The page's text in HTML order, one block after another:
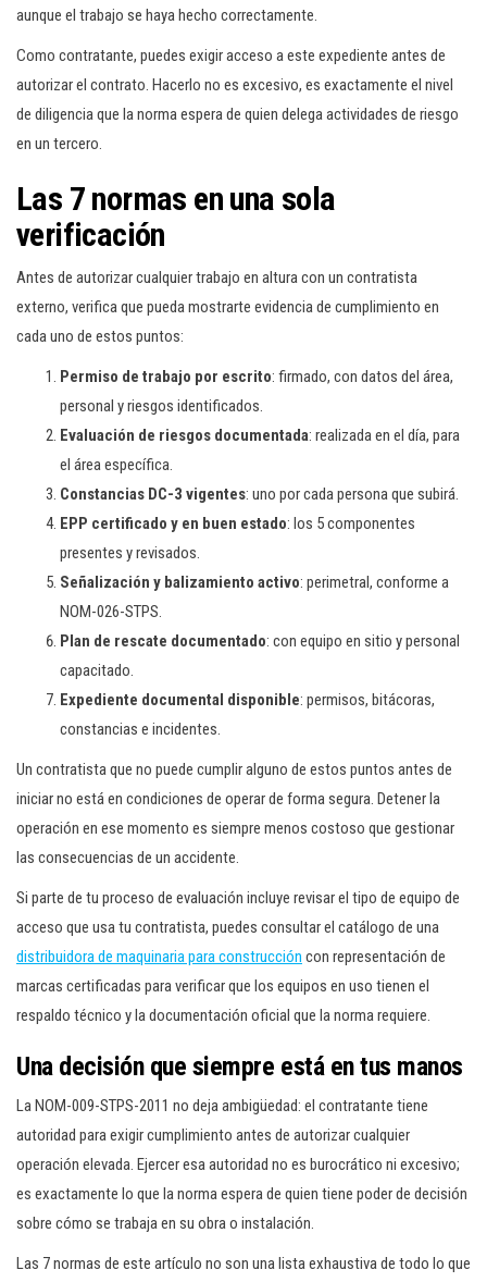
aunque el trabajo se haya hecho correctamente.
Como contratante, puedes exigir acceso a este expediente antes de
autorizar el contrato. Hacerlo no es excesivo, es exactamente el nivel
de diligencia que la norma espera de quien delega actividades de riesgo
en un tercero.
Las 7 normas en una sola
verificación
Antes de autorizar cualquier trabajo en altura con un contratista
externo, verifica que pueda mostrarte evidencia de cumplimiento en
cada uno de estos puntos:
Permiso de trabajo por escrito: firmado, con datos del área,
personal y riesgos identificados.
Evaluación de riesgos documentada: realizada en el día, para
el área específica.
Constancias DC-3 vigentes: uno por cada persona que subirá.
EPP certificado y en buen estado: los 5 componentes
presentes y revisados.
Señalización y balizamiento activo: perimetral, conforme a
NOM-026-STPS.
Plan de rescate documentado: con equipo en sitio y personal
capacitado.
Expediente documental disponible: permisos, bitácoras,
constancias e incidentes.
Un contratista que no puede cumplir alguno de estos puntos antes de
iniciar no está en condiciones de operar de forma segura. Detener la
operación en ese momento es siempre menos costoso que gestionar
las consecuencias de un accidente.
Si parte de tu proceso de evaluación incluye revisar el tipo de equipo de
acceso que usa tu contratista, puedes consultar el catálogo de una
distribuidora de maquinaria para construcción con representación de
marcas certificadas para verificar que los equipos en uso tienen el
respaldo técnico y la documentación oficial que la norma requiere.
Una decisión que siempre está en tus manos
La NOM-009-STPS-2011 no deja ambigüedad: el contratante tiene
autoridad para exigir cumplimiento antes de autorizar cualquier
operación elevada. Ejercer esa autoridad no es burocrático ni excesivo;
es exactamente lo que la norma espera de quien tiene poder de decisión
sobre cómo se trabaja en su obra o instalación.
Las 7 normas de este artículo no son una lista exhaustiva de todo lo que